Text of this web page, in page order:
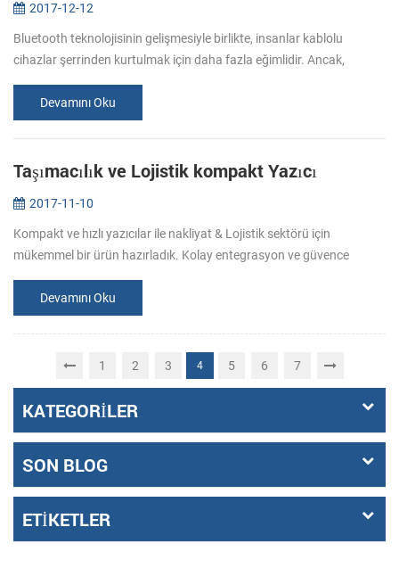
2017-12-12
Bluetooth teknolojisinin gelişmesiyle birlikte, insanlar kablolu
cihazlar şerrinden kurtulmak için daha fazla eğimlidir. Ancak,
Büyüyen ...
Devamını Oku
Taşımacılık ve Lojistik kompakt Yazıcı
2017-11-10
Kompakt ve hızlı yazıcılar ile nakliyat & Lojistik sektörü için
mükemmel bir ürün hazırladık. Kolay entegrasyon ve güvence
yazıcılar ...
Devamını Oku
1 2 3 4 5 6 7
KATEGORILER
SON BLOG
ETIKETLER